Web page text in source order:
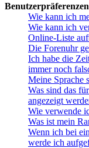
Wie kann ich
Wie kann ich
Online-Liste
Die Forenuhr
Ich habe die
immer noch
Meine Sprache
Was sind das
angezeigt
Wie verwende
Was ist mein
Wenn ich bei
werde ich